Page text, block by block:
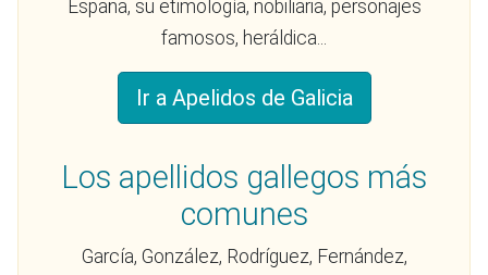
España, su etimología, nobiliaria, personajes
famosos, heráldica...
Ir a Apelidos de Galicia
Los apellidos gallegos más
comunes
García, González, Rodríguez, Fernández,